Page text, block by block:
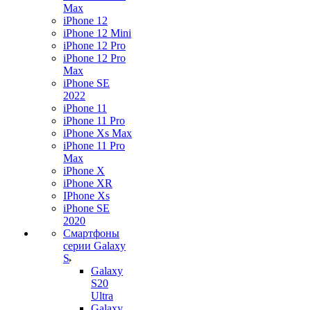
Max
iPhone 12
iPhone 12 Mini
iPhone 12 Pro
iPhone 12 Pro
Max
iPhone SE
2022
iPhone 11
iPhone 11 Pro
iPhone Xs Max
iPhone 11 Pro
Max
iPhone X
iPhone XR
IPhone Xs
iPhone SE
2020
Смартфоны
серии Galaxy
S
Galaxy
S20
Ultra